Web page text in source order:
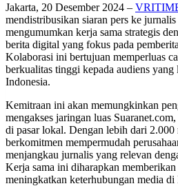
Jakarta, 20 Desember 2024 –
mendistribusikan siaran pers ke
mengumumkan kerja sama strategis
berita digital yang fokus pada
Kolaborasi ini bertujuan memperluas
berkualitas tinggi kepada audiens yang
Indonesia.
Kemitraan ini akan memungkinkan
mengakses jaringan luas
di pasar lokal. Dengan lebih dari
berkomitmen mempermudah
menjangkau jurnalis yang relevan
Kerja sama ini diharapkan
meningkatkan keterhubungan media di